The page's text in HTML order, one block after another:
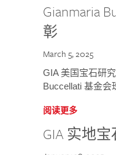
Gianmaria
彰
March 5, 2025
GIA 美国宝石研
Buccellati 基金会
阅读更多
GIA 实地